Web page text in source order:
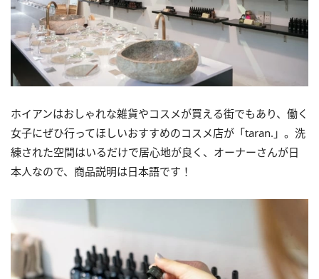
ホイアンはおしゃれな雑貨やコスメが買える街でもあり、 働く
女子にぜひ行ってほしいおすすめのコスメ店が「taran. 」。洗
練された空間はいるだけで居心地が良く、 オーナーさんが日
本人なので、商品説明は日本語です！